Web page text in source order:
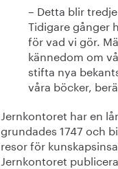
– Detta blir
Tidigare gånger
för vad vi gör.
kännedom om
stifta nya
våra böcker,
Jernkontoret har en
grundades 1747 och
resor för
Jernkontoret